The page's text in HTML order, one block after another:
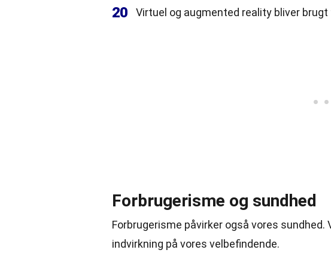
20 Virtuel og augmented reality bliver
Forbrugerisme og sundhed
Forbrugerisme påvirker også vores
indvirkning på vores velbefindende.